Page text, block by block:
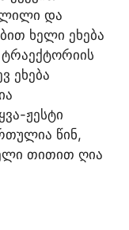
და
ხელი ეხება
ეხება
ჟესტი
წინ,
თითით ღია